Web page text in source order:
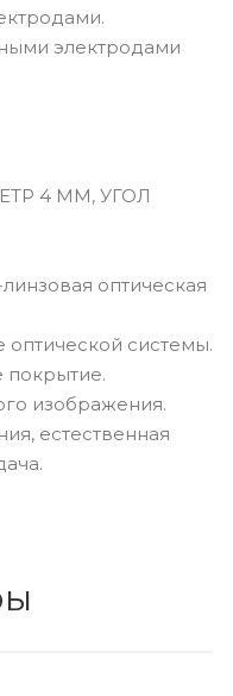
электродами
4 ММ, УГОЛ
оптическая
системы.
покрытие.
изображения.
естественная